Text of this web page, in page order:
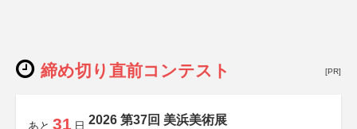
締め切り直前コンテスト [PR]
あと 31 日 2026 第37回 美浜美術展